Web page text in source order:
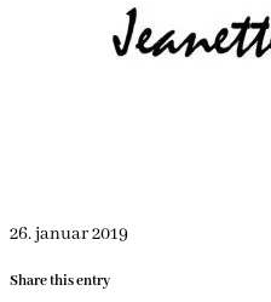
26. januar 2019
Share this entry